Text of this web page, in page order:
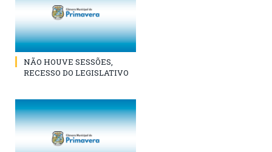
NÃO HOUVE SESSÕES,
RECESSO DO LEGISLATIVO